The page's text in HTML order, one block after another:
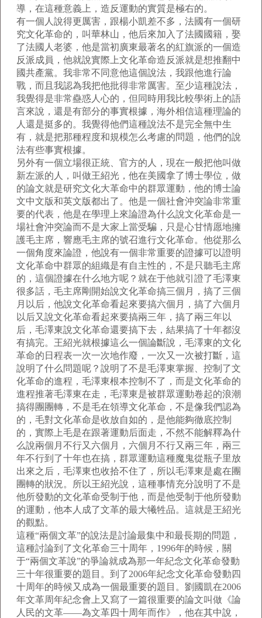
導，在這種意義上，造反運動的實質是極右的。
有一個人說得更厲害，跟楊小凱差不多，法國有一個研
究文化革命的，叫華林山，他后來加入了法國國籍，娶
了法國人老婆，他是當初廣東最著名的紅旗派的一個造
反派成員，他就說實際上文化革命造反派就是想推翻中
國共產黨。我非常不同意他這個說法，我跟他進行論
戰，而且我認為我把他批得非常厲害。至少這種說法，
我覺得是非常蠱惑人心的，但同時用我比較學術上的語
言來說，還是有部分的事實根據，海外相信這種理論的
人還是挺多的。我覺得他們這種說法不是完全無中生
有，就是把那種程度和規模怎么考慮的問題，他們的說
法有些事實根據。
另外有一個立場很正統、官方的人，現在一般把他叫做
新左派的人，叫做王紹光，他在美國拿了博士學位，做
的論文就是研究文化大革命中的群眾運動，他的博士論
文中文版和英文版都出了。他是一個社會沖突論非常重
要的代表，他是在學理上來論證為什么說文化革命是一
場社會沖突論而不是大家上當受騙，只是心甘情愿地擁
護毛主席，響應毛主席的號召進行文化革命。他從那么
一個角度來論證，他說有一個非常重要的證據可以證明
文化革命中群眾的組織是有自主性的，不是只聽毛主席
的，這個證據在什么地方呢？就在于他就引證了毛澤東
很多話，毛主席剛開始說文化革命搞三個月，搞了三個
月以后，他說文化革命看起來要搞六個月，搞了六個月
以后又說文化革命看起來要搞兩三年，搞了兩三年以
后，毛澤東說文化革命還要搞下去，結果搞了十年都沒
有搞完。王紹光就根據這么一個論斷說，毛澤東的文化
革命的日程表一次一次地作廢，一次又一次被打斷，這
說明了什么問題呢？說明了不是毛澤東掌握、控制了文
化革命的進程，毛澤東根本控制不了，而是文化革命的
進程推著毛澤東在走，毛澤東是被群眾運動卷起的浪潮
搞得團團轉，不是毛在領導文化革命，不是像我們認為
的，毛對文化革命是收放自如的，是他能夠徹底控制
的，實際上毛是在跟著運動后面走，不然不能解釋為什
么說兩個月不行又六個月，六個月不行又兩三年，兩三
年不行到了十年也在搞，群眾運動這種魔鬼從瓶子里放
出來之后，毛澤東也收拾不住了，所以毛澤東是處在團
團轉的狀況。所以王紹光說，這種事情充分說明了不是
他所發動的文化革命受制于他，而是他受制于他所發動
的運動，他本人成了文革的最大犧牲品。這就是王紹光
的觀點。
這種“兩個文革”的說法是討論最集中和最長期的問題，
這種討論到了文化革命三十周年，1996年的時候，關
于“兩個文革說”的爭論就成為那一年紀念文化革命發動
三十年很重要的題目。到了2006年紀念文化革命發動四
十周年的時候又成為一個最重要的題目。劉國凱在2006
年文革周年紀念會上又寫了一篇很重要的論文叫做《論
人民的文革——為文革四十周年而作》，他在其中說，